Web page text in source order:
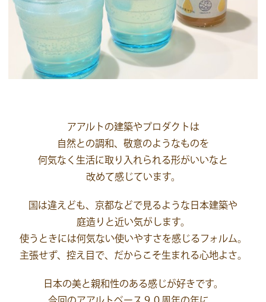
アアルトの建築やプロダクトは
自然との調和、敬意のようなものを
何気なく生活に取り入れられる形がいいなと
改めて感じています。
国は違えども、京都などで見るような日本建築や
庭造りと近い気がします。
使うときには何気ない使いやすさを感じるフォルム。
主張せず、控え目で、だからこそ生まれる心地よさ。
日本の美と親和性のある感じが好きです。